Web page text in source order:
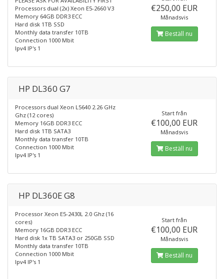
Processors dual (2x) Xeon E5-2660 V3
Memory 64GB DDR3 ECC
Hard disk 1TB SSD
Monthly data transfer 10TB
Connection 1000 Mbit
Ipv4 IP's 1
€250,00 EUR
Månadsvis
Beställ nu
HP DL360 G7
Processors dual Xeon L5640 2.26 GHz
Ghz (12 cores)
Memory 16GB DDR3 ECC
Hard disk 1TB SATA3
Monthly data transfer 10TB
Connection 1000 Mbit
Ipv4 IP's 1
Start från
€100,00 EUR
Månadsvis
Beställ nu
HP DL360E G8
Processor Xeon E5-2430L 2.0 Ghz (16
cores)
Memory 16GB DDR3 ECC
Hard disk 1x TB SATA3 or 250GB SSD
Monthly data transfer 10TB
Connection 1000 Mbit
Ipv4 IP's 1
Start från
€100,00 EUR
Månadsvis
Beställ nu